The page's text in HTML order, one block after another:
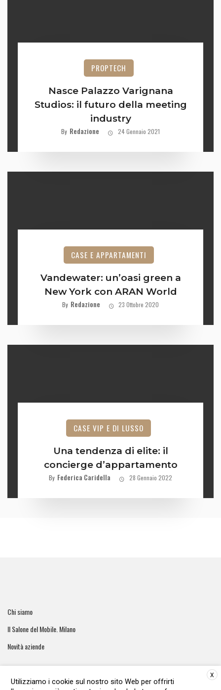
PROPTECH
Nasce Palazzo Varignana
Studios: il futuro della meeting
industry
By Redazione 24 Gennaio 2021
CASE E APPARTAMENTI
Vandewater: un’oasi green a
New York con ARAN World
By Redazione 23 Ottobre 2020
CASE VIP E DI LUSSO
Una tendenza di elite: il
concierge d’appartamento
By Federica Caridella 28 Gennaio 2022
Chi siamo
Il Salone del Mobile. Milano
Novità aziende
X
Utilizziamo i cookie sul nostro sito Web per offrirti